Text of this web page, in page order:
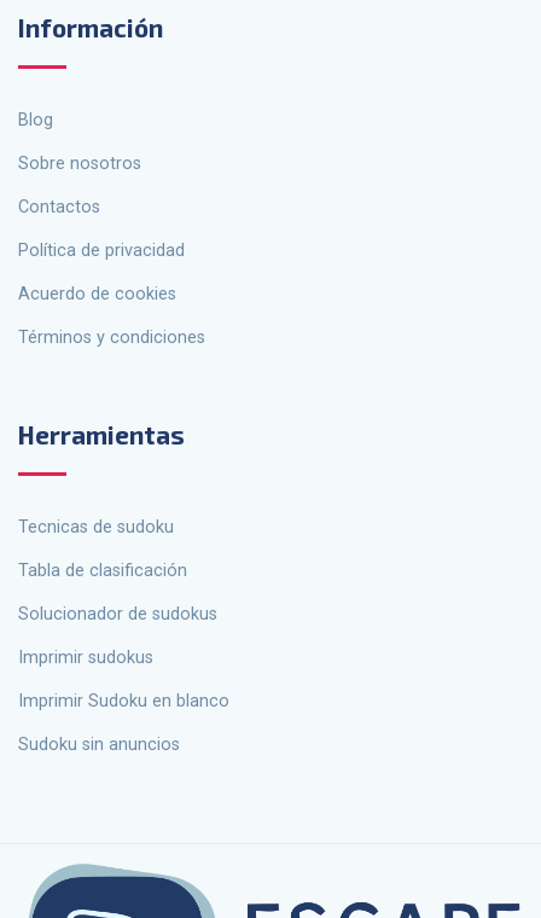
Información
Blog
Sobre nosotros
Contactos
política de privacidad
Acuerdo de cookies
Términos y condiciones
Herramientas
tecnicas de sudoku
Tabla de clasificación
solucionador de sudokus
Imprimir sudokus
Imprimir Sudoku en blanco
Sudoku sin anuncios